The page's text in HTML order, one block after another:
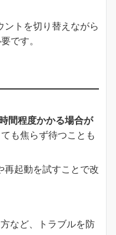
トを切り替えながら
です。
間程度かかる場合が
も焦らず待つことも
再起動を試すことで改
など、トラブルを防